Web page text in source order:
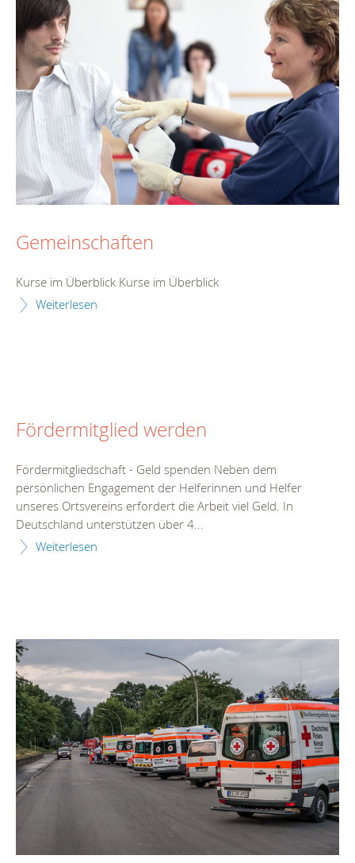
Gemeinschaften
Kurse im Überblick Kurse im Überblick
Weiterlesen
Fördermitglied werden
Fördermitgliedschaft - Geld spenden Neben dem
persönlichen Engagement der Helferinnen und Helfer
unseres Ortsvereins erfordert die Arbeit viel Geld. In
Deutschland unterstützen über 4...
Weiterlesen